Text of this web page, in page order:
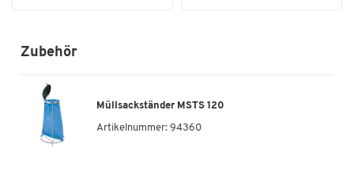
Zubehör
Müllsackständer MSTS 120
Artikelnummer: 94360